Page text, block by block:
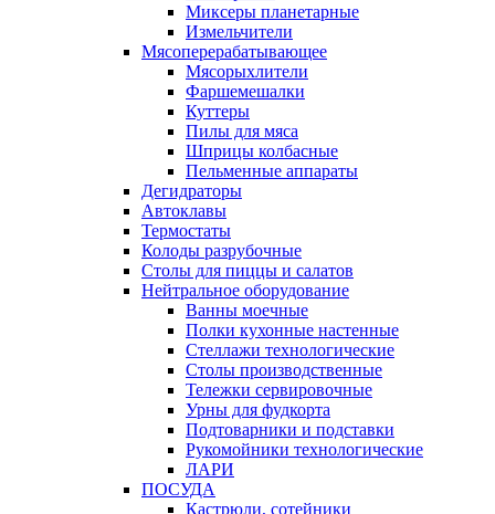
Миксеры планетарные
Измельчители
Мясоперерабатывающее
Мясорыхлители
Фаршемешалки
Куттеры
Пилы для мяса
Шприцы колбасные
Пельменные аппараты
Дегидраторы
Автоклавы
Термостаты
Колоды разрубочные
Столы для пиццы и салатов
Нейтральное оборудование
Ванны моечные
Полки кухонные настенные
Стеллажи технологические
Столы производственные
Тележки сервировочные
Урны для фудкорта
Подтоварники и подставки
Рукомойники технологические
ЛАРИ
ПОСУДА
Кастрюли, сотейники